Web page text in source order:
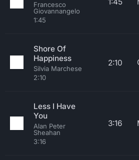
Francesco
Giovannangelo
1:45
Shore Of
Happiness
Silvia Marchese
2:10
2:10
Less I Have
You
Alan Peter
Sheahan
3:16
3:16